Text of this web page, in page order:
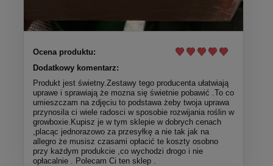
Ocena produktu:
Dodatkowy komentarz:
Produkt jest świetny.Zestawy tego producenta ułatwiają
uprawe i sprawiają że mozna się świetnie pobawić .To co
umieszczam na zdjęciu to podstawa żeby twoja uprawa
przynosila ci wiele radosci w sposobie rozwijania roślin w
growboxie.Kupisz je w tym sklepie w dobrych cenach
,placąc jednorazowo za przesyłkę a nie tak jak na
allegro że musisz czasami opłacić te koszty osobno
przy każdym produkcie ,co wychodzi drogo i nie
opłacalnie . Polecam Ci ten sklep .